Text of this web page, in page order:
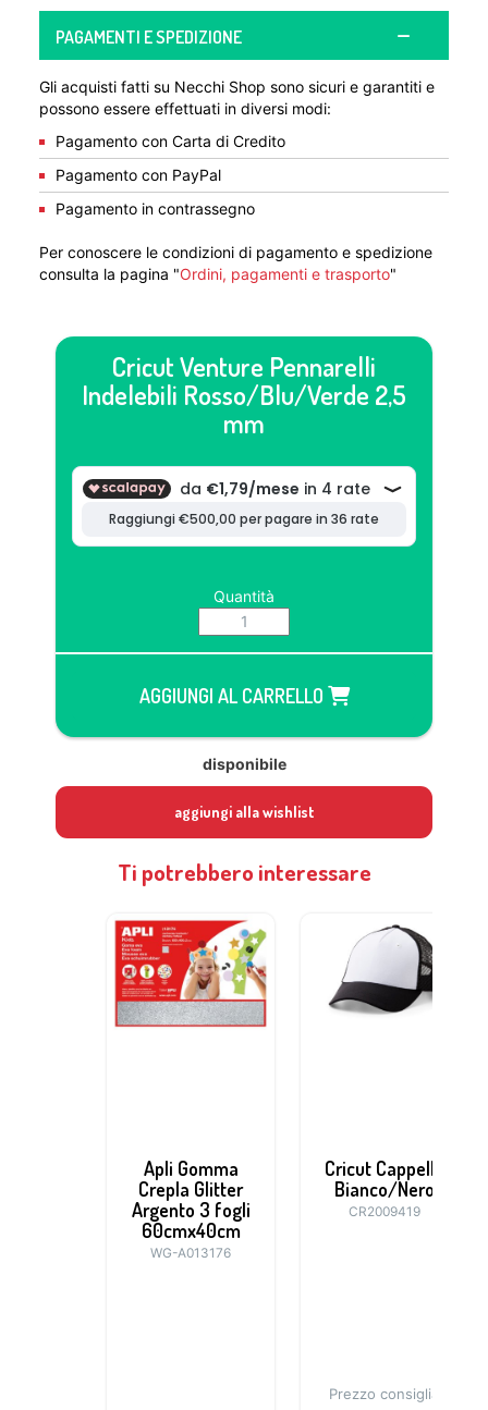
PAGAMENTI E SPEDIZIONE
Gli acquisti fatti su Necchi Shop sono sicuri e garantiti e
possono essere effettuati in diversi modi:
Pagamento con Carta di Credito
Pagamento con PayPal
Pagamento in contrassegno
Per conoscere le condizioni di pagamento e spedizione
consulta la pagina "Ordini, pagamenti e trasporto"
Cricut Venture Pennarelli
Indelebili Rosso/Blu/Verde 2,5
mm
Quantità
AGGIUNGI AL CARRELLO
disponibile
aggiungi alla wishlist
Ti potrebbero interessare
Apli Gomma
Crepla Glitter
Argento 3 fogli
60cmx40cm
WG-A013176
Cricut Cappello
Bianco/Nero
CR2009419
Prezzo consigliato: